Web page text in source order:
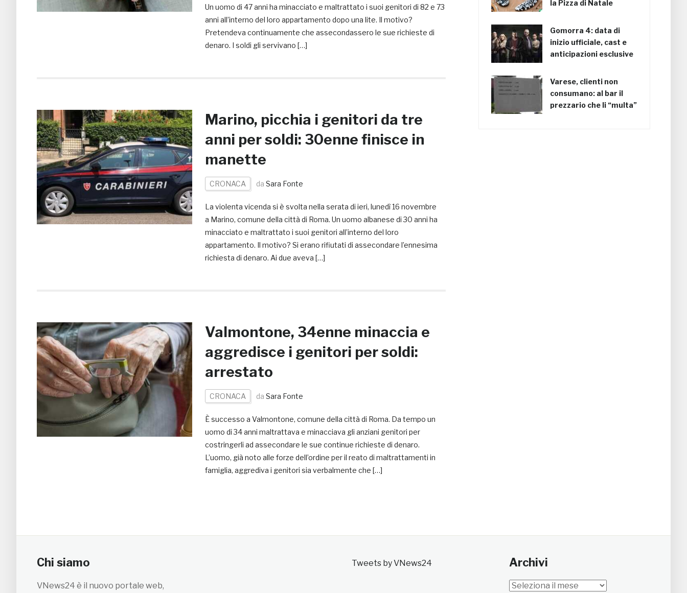
Un uomo di 47 anni ha minacciato e maltrattato i suoi genitori di 82 e 73
anni all’interno del loro appartamento dopo una lite. Il motivo?
Pretendeva continuamente che assecondassero le sue richieste di
denaro. I soldi gli servivano […]
Marino, picchia i genitori da tre
anni per soldi: 30enne finisce in
manette
CRONACA da Sara Fonte
La violenta vicenda si è svolta nella serata di ieri, lunedì 16 novembre
a Marino, comune della città di Roma. Un uomo albanese di 30 anni ha
minacciato e maltrattato i suoi genitori all’interno del loro
appartamento. Il motivo? Si erano rifiutati di assecondare l’ennesima
richiesta di denaro. Ai due aveva […]
Valmontone, 34enne minaccia e
aggredisce i genitori per soldi:
arrestato
CRONACA da Sara Fonte
È successo a Valmontone, comune della città di Roma. Da tempo un
uomo di 34 anni maltrattava e minacciava gli anziani genitori per
costringerli ad assecondare le sue continue richieste di denaro.
L’uomo, già noto alle forze dell’ordine per il reato di maltrattamenti in
famiglia, aggrediva i genitori sia verbalmente che […]
la Pizza di Natale
Gomorra 4: data di
inizio ufficiale, cast e
anticipazioni esclusive
Varese, clienti non
consumano: al bar il
prezzario che li “multa”
Chi siamo
VNews24 è il nuovo portale web,
Tweets by VNews24 Archivi
Archivi